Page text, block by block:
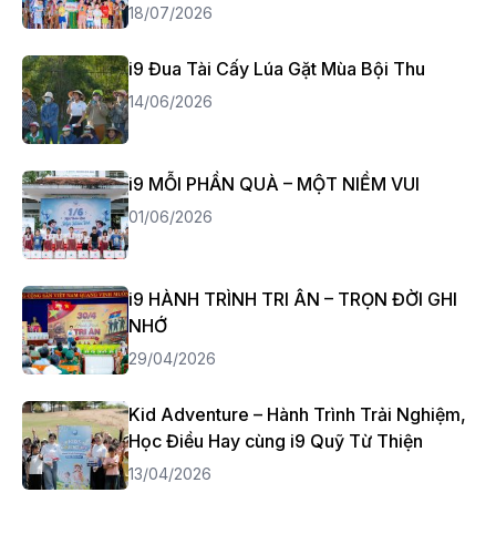
18/07/2026
i9 Đua Tài Cấy Lúa Gặt Mùa Bội Thu
14/06/2026
i9 MỖI PHẦN QUÀ – MỘT NIỀM VUI
01/06/2026
i9 HÀNH TRÌNH TRI ÂN – TRỌN ĐỜI GHI
NHỚ
29/04/2026
Kid Adventure – Hành Trình Trải Nghiệm,
Học Điều Hay cùng i9 Quỹ Từ Thiện
13/04/2026